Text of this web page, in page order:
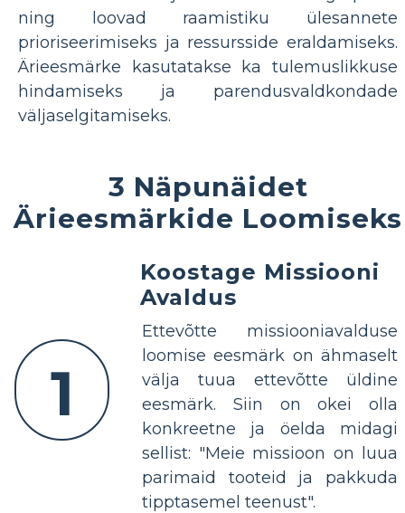
ning loovad raamistiku ülesannete
prioriseerimiseks ja ressursside eraldamiseks.
Ärieesmärke kasutatakse ka tulemuslikkuse
hindamiseks ja parendusvaldkondade
väljaselgitamiseks.
3 Näpunäidet
Ärieesmärkide Loomiseks
1
Koostage Missiooni
Avaldus
Ettevõtte missiooniavalduse
loomise eesmärk on ähmaselt
välja tuua ettevõtte üldine
eesmärk. Siin on okei olla
konkreetne ja öelda midagi
sellist: "Meie missioon on luua
parimaid tooteid ja pakkuda
tipptasemel teenust".